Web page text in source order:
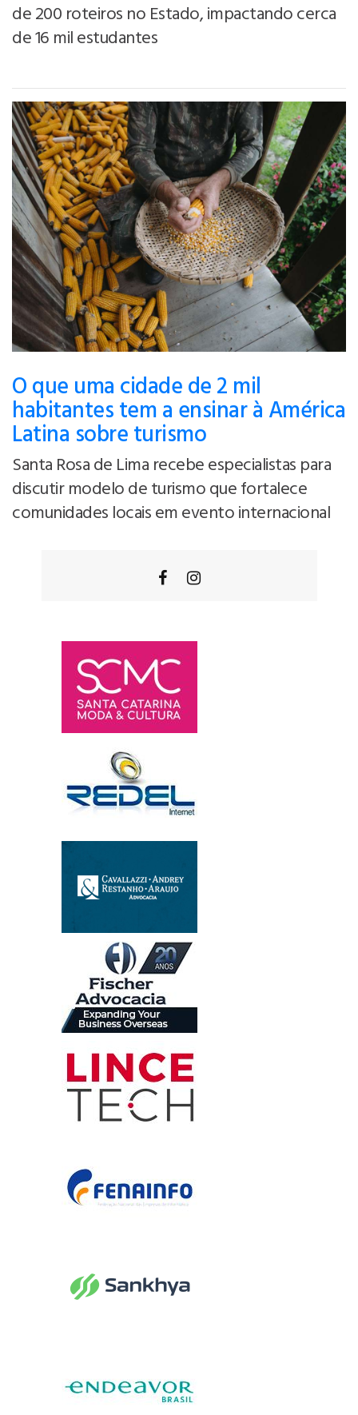
de 200 roteiros no Estado, impactando cerca
de 16 mil estudantes
O que uma cidade de 2 mil
habitantes tem a ensinar à América
Latina sobre turismo
Santa Rosa de Lima recebe especialistas para
discutir modelo de turismo que fortalece
comunidades locais em evento internacional